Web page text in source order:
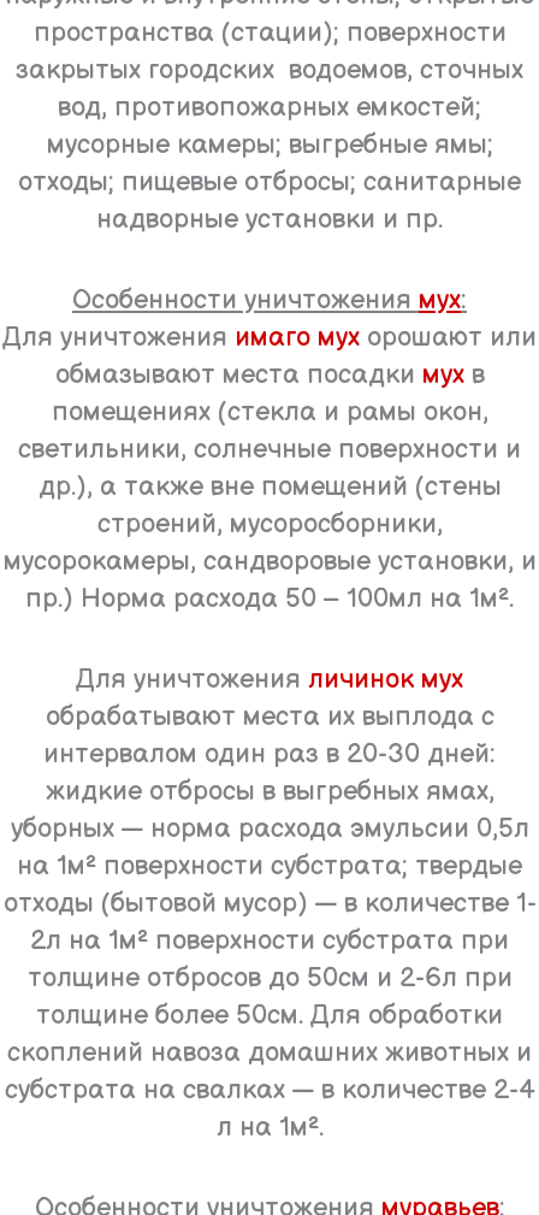
пространства (стации); поверхности
закрытых городских водоемов, сточных
вод, противопожарных емкостей;
мусорные камеры; выгребные ямы;
отходы; пищевые отбросы; санитарные
надворные установки и пр.
Особенности уничтожения мух:
Для уничтожения имаго мух орошают или
обмазывают места посадки мухв
помещениях (стекла и рамы окон,
светильники, солнечные поверхности и
др.), а также вне помещений (стены
строений, мусоросборники,
мусорокамеры, сандворовые установки, и
пр.) Норма расхода 50 – 100мл на 1м².
Для уничтожения личинок мух
обрабатывают места их выплода с
интервалом один раз в 20-30 дней:
жидкие отбросы в выгребных ямах,
уборных — норма расхода эмульсии 0,5л
на 1м² поверхности субстрата; твердые
отходы (бытовой мусор) — в количестве 1-
2л на 1м² поверхности субстрата при
толщине отбросов до 50см и 2-6л при
толщине более 50см. Для обработки
скоплений навоза домашних животных и
субстрата на свалках — в количестве 2-4
л на 1м².
Особенности уничтожения муравьев: